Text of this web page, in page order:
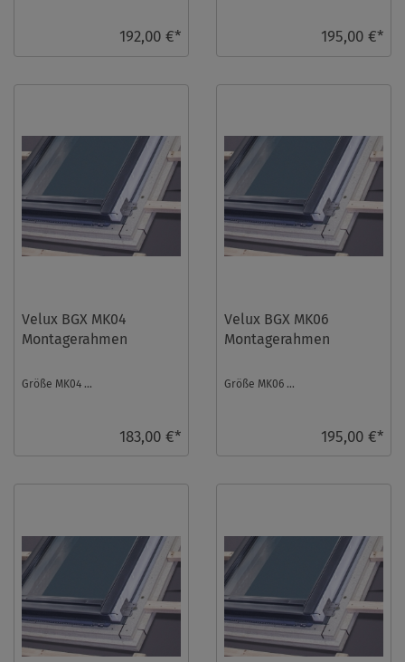
192,00 €* 195,00 €*
Velux BGX MK04
Montagerahmen
Größe MK04 ...
183,00 €*
Velux BGX MK06
Montagerahmen
Größe MK06 ...
195,00 €*